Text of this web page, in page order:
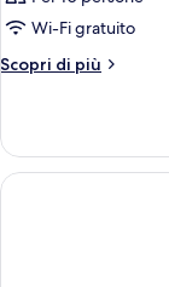
Wi-Fi gratuito
Scopri di più
Altri